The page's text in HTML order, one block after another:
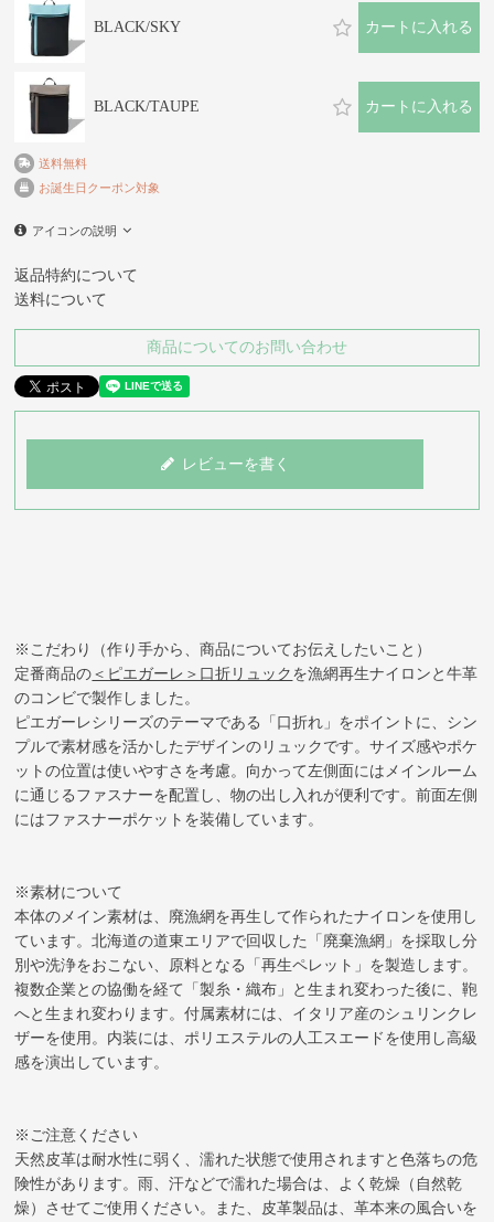
BLACK/SKY カートに入れる
BLACK/TAUPE カートに入れる
送料無料
お誕生日クーポン対象
アイコンの説明
返品特約について
送料について
商品についてのお問い合わせ
レビューを書く
※こだわり（作り手から、商品についてお伝えしたいこと）
定番商品の ＜ピエガーレ＞口折リュック を漁網再生ナイロンと牛革
のコンビで製作しました。
ピエガーレシリーズのテーマである「口折れ」をポイントに、シン
プルで素材感を活かしたデザインのリュックです。サイズ感やポケ
ットの位置は使いやすさを考慮。向かって左側面にはメインルーム
に通じるファスナーを配置し、物の出し入れが便利です。前面左側
にはファスナーポケットを装備しています。
※素材について
本体のメイン素材は、廃漁網を再生して作られたナイロンを使用し
ています。北海道の道東エリアで回収した「廃棄漁網」を採取し分
別や洗浄をおこない、原料となる「再生ペレット」を製造します。
複数企業との協働を経て「製糸・織布」と生まれ変わった後に、鞄
へと生まれ変わります。付属素材には、イタリア産のシュリンクレ
ザーを使用。内装には、ポリエステルの人工スエードを使用し高級
感を演出しています。
※ご注意ください
天然皮革は耐水性に弱く、濡れた状態で使用されますと色落ちの危
険性があります。雨、汗などで濡れた場合は、よく乾燥（自然乾
燥）させてご使用ください。また、皮革製品は、革本来の風合いを